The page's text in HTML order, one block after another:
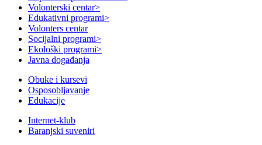
Volonterski centar>
Edukativni programi>
Volonters centar
Socijalni programi>
Ekološki programi>
Javna događanja
Obuke i kursevi
Osposobljavanje
Edukacije
Internet-klub
Baranjski suveniri